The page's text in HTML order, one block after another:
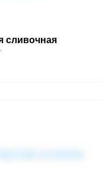
сливочная